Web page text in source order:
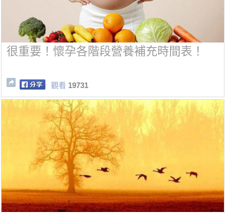
很重要！懷孕各階段營養補充時間表！
觀看 19731